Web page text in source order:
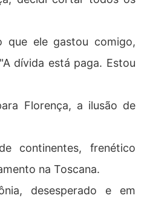
que ele gastou comigo,
dívida está paga. Estou
Florença, a ilusão de
continentes, frenético
na Toscana.
desesperado e em